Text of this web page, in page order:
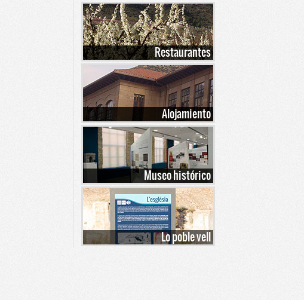
Restaurantes
Alojamiento
Museo histórico
Lo poble vell